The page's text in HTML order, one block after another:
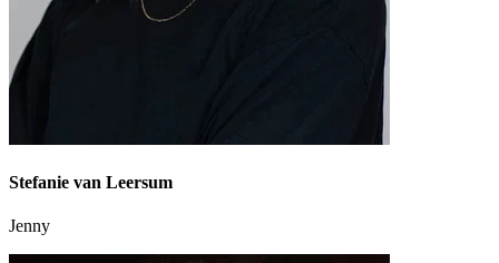
Stefanie van Leersum
Jenny